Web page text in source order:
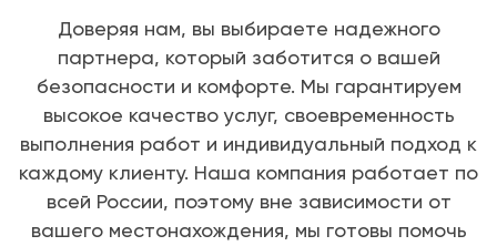
Доверяя нам, вы выбираете надежного
партнера, который заботится о вашей
безопасности и комфорте. Мы гарантируем
высокое качество услуг, своевременность
выполнения работ и индивидуальный подход к
каждому клиенту. Наша компания работает по
всей России, поэтому вне зависимости от
вашего местонахождения, мы готовы помочь